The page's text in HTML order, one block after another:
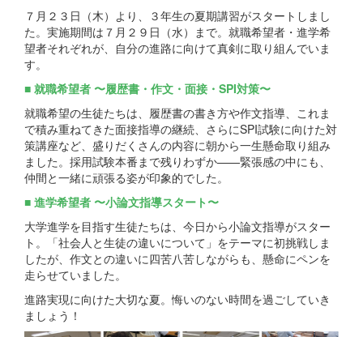
７月２３日（木）より、３年生の夏期講習がスタートしまし
た。実施期間は７月２９日（水）まで。就職希望者・進学希
望者それぞれが、自分の進路に向けて真剣に取り組んでいま
す。
■ 就職希望者 〜履歴書・作文・面接・SPI対策〜
就職希望の生徒たちは、履歴書の書き方や作文指導、これま
で積み重ねてきた面接指導の継続、さらにSPI試験に向けた対
策講座など、盛りだくさんの内容に朝から一生懸命取り組み
ました。採用試験本番まで残りわずか——緊張感の中にも、
仲間と一緒に頑張る姿が印象的でした。
■ 進学希望者 〜小論文指導スタート〜
大学進学を目指す生徒たちは、今日から小論文指導がスター
ト。「社会人と生徒の違いについて」をテーマに初挑戦しま
したが、作文との違いに四苦八苦しながらも、懸命にペンを
走らせていました。
進路実現に向けた大切な夏。悔いのない時間を過ごしていき
ましょう！